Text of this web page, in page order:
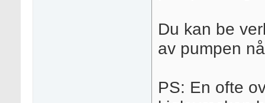
Du kan be
av pumpen
PS: En ofte